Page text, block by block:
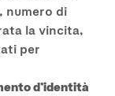
numero di
la vincita,
per
d’identità